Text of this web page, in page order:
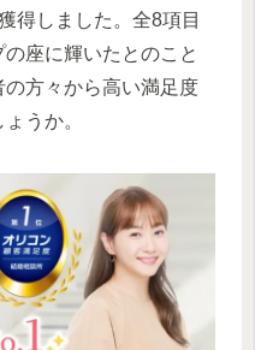
得しました。全8項目
座に輝いたとのこと
方々から高い満足度
うか。